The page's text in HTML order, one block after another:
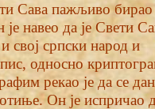
Сава пажљиво бирао
навео да је Свети
свој српски народ и
односно
рекао је да се
Он је испричао